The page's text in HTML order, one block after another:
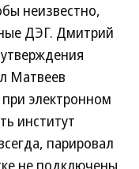
неизвестно,
ДЭГ. Дмитрий
Матвеев
электронном
институт
парировал
не подключены